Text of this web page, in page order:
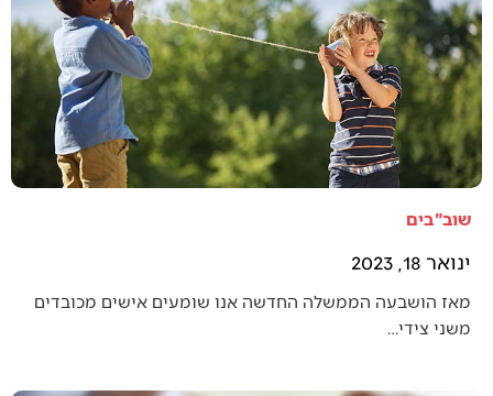
שוב"בים
ינואר 18, 2023
מאז הושבעה הממשלה החדשה אנו שומעים אישים מכובדים
משני צידי…